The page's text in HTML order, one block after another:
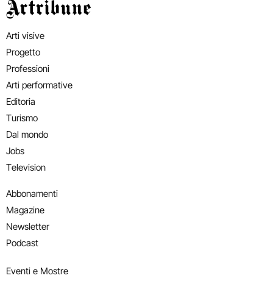
Artribune
Arti visive
Progetto
Professioni
Arti performative
Editoria
Turismo
Dal mondo
Jobs
Television
Abbonamenti
Magazine
Newsletter
Podcast
Eventi e Mostre